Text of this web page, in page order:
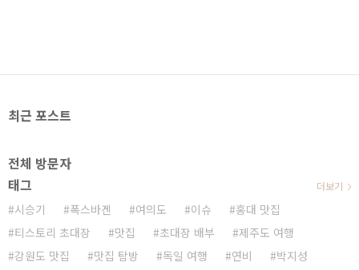
최근 포스트
전체 방문자
태그
시승기 폭스바겐 여의도 이슈
홍대 맛집
티스토리 초대장
맛집 초대장 배부
제주도 여행
강원도 맛집
맛집 탐방 독일 여행 연비
박지성
더보기